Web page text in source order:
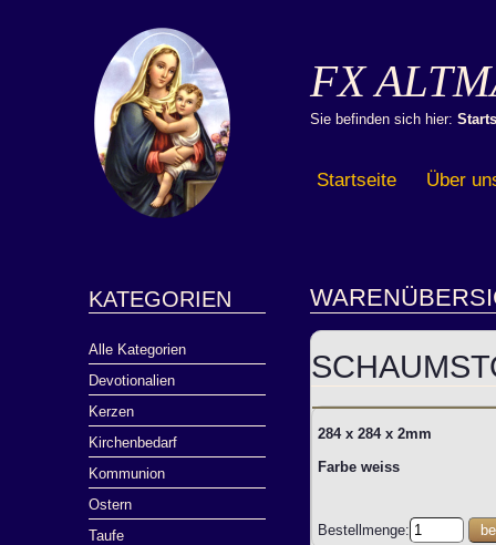
FX
Sie befinden sich hier:
Startseite Über
KATEGORIEN
Alle Kategorien
Devotionalien
Kerzen
Kirchenbedarf
Kommunion
Ostern
Taufe
284 x 284 x 2mm
Farbe weiss
Bestellmenge: